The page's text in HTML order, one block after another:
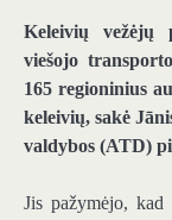
Keleivių vežėjų
viešojo
165 regioninius
keleivių, sakė
valdybos (ATD)
Jis pažymėjo,